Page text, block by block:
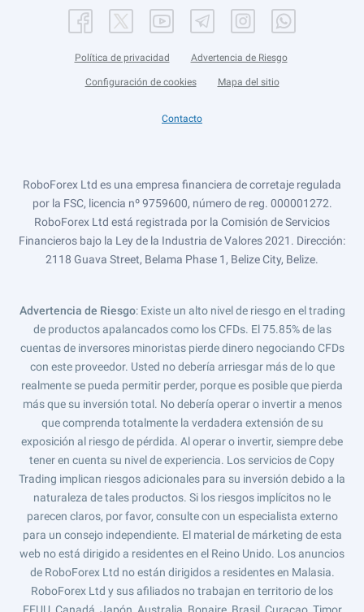
Política de privacidad Advertencia de Riesgo
Configuración de cookies Mapa del sitio
Contacto
RoboForex Ltd es una empresa financiera de corretaje regulada
por la FSC, licencia nº 9759600, número de reg. 000001272.
RoboForex Ltd está registrada por la Comisión de Servicios
Financieros bajo la Ley de la Industria de Valores 2021. Dirección:
2118 Guava Street, Belama Phase 1, Belize City, Belize.
Advertencia de Riesgo: Existe un alto nivel de riesgo en el trading
de productos apalancados como los CFDs. El 75.85% de las
cuentas de inversores minoristas pierde dinero negociando CFDs
con este proveedor. Usted no debería arriesgar más de lo que
realmente se pueda permitir perder, porque es posible que pierda
más que su inversión total. No debería operar o invertir a menos
que comprenda totalmente la verdadera extensión de su
exposición al riesgo de pérdida. Al operar o invertir, siempre debe
tener en cuenta su nivel de experiencia. Los servicios de Copy
Trading implican riesgos adicionales para su inversión debido a la
naturaleza de tales productos. Si los riesgos implícitos no le
parecen claros, por favor, consulte con un especialista externo
para un consejo independiente. El material de márketing de esta
web no está dirigido a residentes en el Reino Unido. Los anuncios
de RoboForex Ltd no están dirigidos a residentes en Malasia.
RoboForex Ltd y sus afiliados no trabajan en territorio de los